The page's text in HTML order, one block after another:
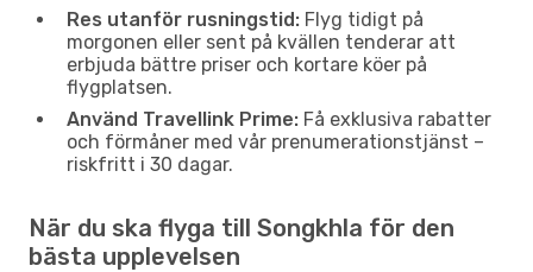
Res utanför rusningstid: Flyg tidigt på
morgonen eller sent på kvällen tenderar att
erbjuda bättre priser och kortare köer på
flygplatsen.
Använd Travellink Prime: Få exklusiva rabatter
och förmåner med vår prenumerationstjänst –
riskfritt i 30 dagar.
När du ska flyga till Songkhla för den
bästa upplevelsen